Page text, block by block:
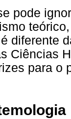
pode
diferente
Ciências
para o